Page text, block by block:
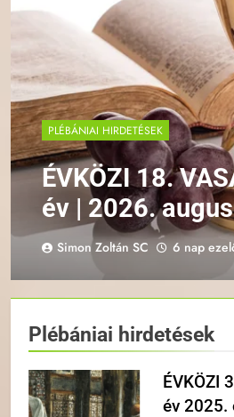
PLÉBÁNIAI HIRDETÉSEK
ÉVKÖZI 18.
év | 2026.
Plébániai
Simon Zoltán SC 6 nap
Plébániai hirdetések
ÉVKÖZI
év 2025.